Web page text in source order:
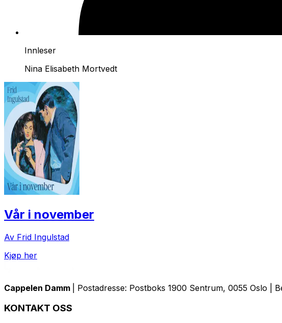
Innleser
Nina Elisabeth Mortvedt
Vår i november
Av Frid Ingulstad
Kjøp her
Cappelen Damm | Postadresse: Postboks 1900 Sentrum, 0055 Oslo |
KONTAKT OSS